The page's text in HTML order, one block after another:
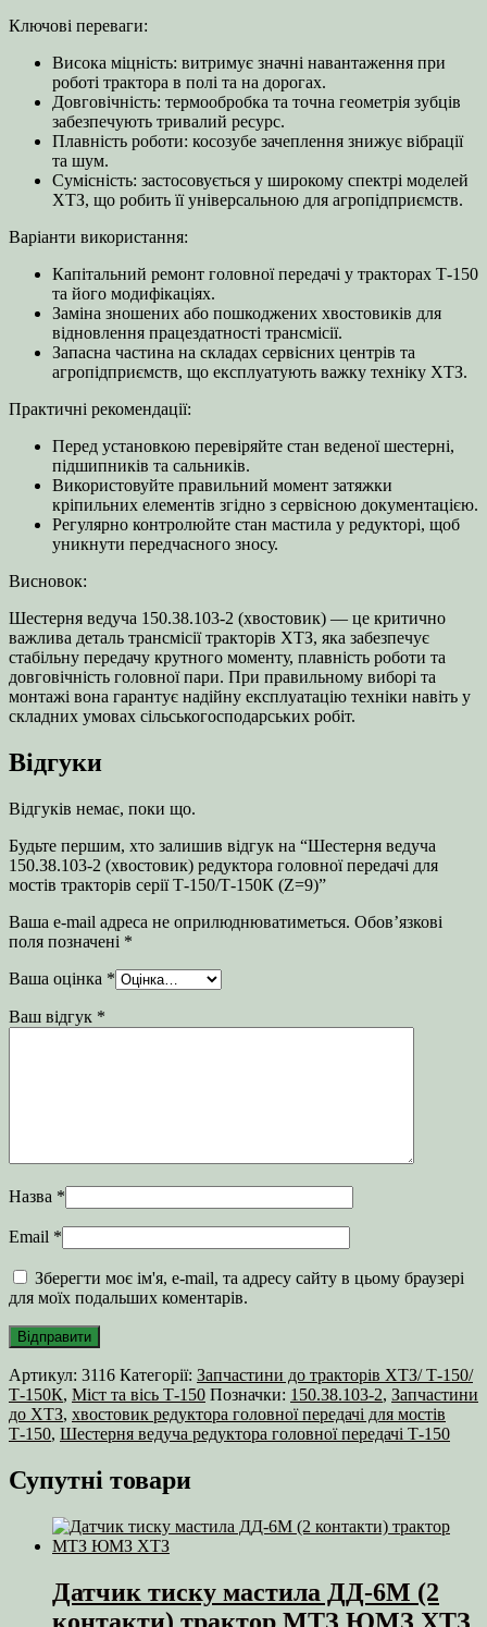
Ключові переваги:
Висока міцність: витримує значні навантаження при
роботі трактора в полі та на дорогах.
Довговічність: термообробка та точна геометрія зубців
забезпечують тривалий ресурс.
Плавність роботи: косозубе зачеплення знижує вібрації
та шум.
Сумісність: застосовується у широкому спектрі моделей
ХТЗ, що робить її універсальною для агропідприємств.
Варіанти використання:
Капітальний ремонт головної передачі у тракторах Т‑150
та його модифікаціях.
Заміна зношених або пошкоджених хвостовиків для
відновлення працездатності трансмісії.
Запасна частина на складах сервісних центрів та
агропідприємств, що експлуатують важку техніку ХТЗ.
Практичні рекомендації:
Перед установкою перевіряйте стан веденої шестерні,
підшипників та сальників.
Використовуйте правильний момент затяжки
кріпильних елементів згідно з сервісною документацією.
Регулярно контролюйте стан мастила у редукторі, щоб
уникнути передчасного зносу.
Висновок:
Шестерня ведуча 150.38.103-2 (хвостовик) — це критично
важлива деталь трансмісії тракторів ХТЗ, яка забезпечує
стабільну передачу крутного моменту, плавність роботи та
довговічність головної пари. При правильному виборі та
монтажі вона гарантує надійну експлуатацію техніки навіть у
складних умовах сільськогосподарських робіт.
Відгуки
Відгуків немає, поки що.
Будьте першим, хто залишив відгук на “Шестерня ведуча
150.38.103-2 (хвостовик) редуктора головної передачі для
мостів тракторів серії Т‑150/Т-150К (Z=9)”
Ваша e-mail адреса не оприлюднюватиметься. Обов’язкові
поля позначені *
Ваша оцінка *
Ваш відгук *
Назва *
Email *
Зберегти моє ім'я, e-mail, та адресу сайту в цьому браузері
для моїх подальших коментарів.
Артикул: 3116 Категорії: Запчастини до тракторів ХТЗ/ Т-150/
Т-150К, Міст та вісь Т-150 Позначки: 150.38.103-2, Запчастини
до ХТЗ, хвостовик редуктора головної передачі для мостів
Т‑150, Шестерня ведуча редуктора головної передачі Т‑150
Супутні товари
Датчик тиску мастила ДД-6М (2